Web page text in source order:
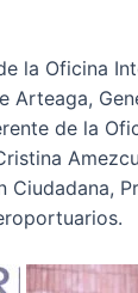
la Oficina
de la